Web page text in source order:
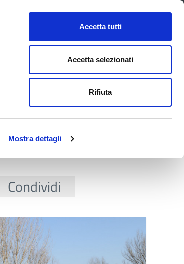
Mostra dettagli
Accetta tutti
Accetta selezionati
Rifiuta
CONTATTI URP SERVIZI ONLINE
Seguici su FacebookTwitterInstagram
LinkedIn
cerca nel sito
Condividi